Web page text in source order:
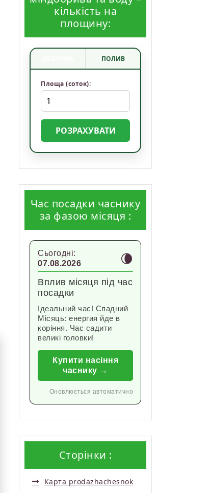
кількість на
площину:
ПОЛИВ
Площа (соток):
РОЗРАХУВАТИ
Час посадки часнику
за фазою місяця :
Сьогодні:
07.08.2026
🌘
Вплив місяця під час
посадки
Ідеальний час! Спадний
Місяць: енергия йде в
коріння. Час садити
великі головки!
Купити насіння
часнику →
Оновлюється автоматично
Сторінки :
Карта prodazhachesnok